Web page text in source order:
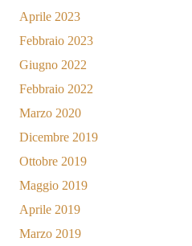
Aprile 2023
Febbraio 2023
Giugno 2022
Febbraio 2022
Marzo 2020
Dicembre 2019
Ottobre 2019
Maggio 2019
Aprile 2019
Marzo 2019